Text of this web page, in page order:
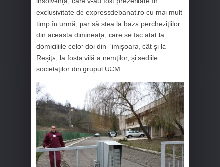
exclusivitate de expressdebanat.ro cu mai mult
timp în urmă, par să stea la baza percheziţiilor
din această dimineaţă, care se fac atât la
domiciliile celor doi din Timişoara, cât şi la
Reşiţa, la fosta vilă a nemţilor, şi sediile
societăţilor din grupul UCM.